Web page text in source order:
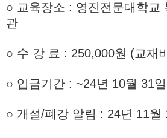
○ 교육장소 : 영진전문대학교
관
○ 수 강 료 : 250,000원 (교재
○ 입금기간 : ~24년 10월 31일
○ 개설/폐강 알림 : 24년 11월